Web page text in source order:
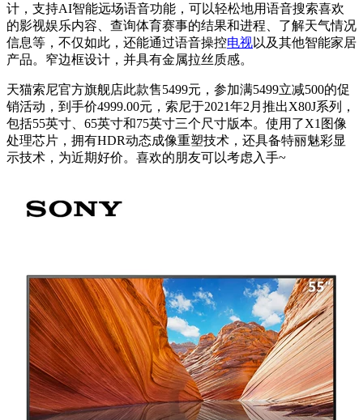
计，支持AI智能远场语音功能，可以轻松地用语音搜索喜欢
的影视娱乐内容、查询体育赛事的结果和进程、了解天气情况
信息等，不仅如此，还能通过语音操控电视以及其他智能家居
产品。窄边框设计，并具有金属拉丝质感。
天猫索尼官方旗舰店此款售5499元，参加满5499立减500的促
销活动，到手价4999.00元，索尼于2021年2月推出X80J系列，
包括55英寸、65英寸和75英寸三个尺寸版本。使用了X1图像
处理芯片，拥有HDR动态成像重塑技术，还具备特丽魅彩显
示技术，为近期好价。喜欢的朋友可以考虑入手~